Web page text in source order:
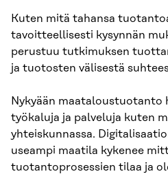
Kuten mitä tahansa
tavoitteellisesti kysynnän
perustuu tutkimuksen
ja tuotosten välisestä
Nykyään maataloustuotanto
työkaluja ja palveluja kuten
yhteiskunnassa.
useampi maatila kykenee
tuotantoprosessien tilaa ja